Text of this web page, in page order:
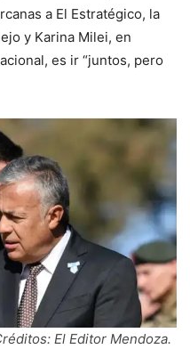
a El Estratégico, la
y Karina Milei, en
es ir “juntos, pero
El Editor Mendoza.